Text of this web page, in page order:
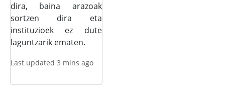
dira, baina arazoak
sortzen dira eta
instituzioek ez dute
laguntzarik ematen.
Last updated 3 mins ago